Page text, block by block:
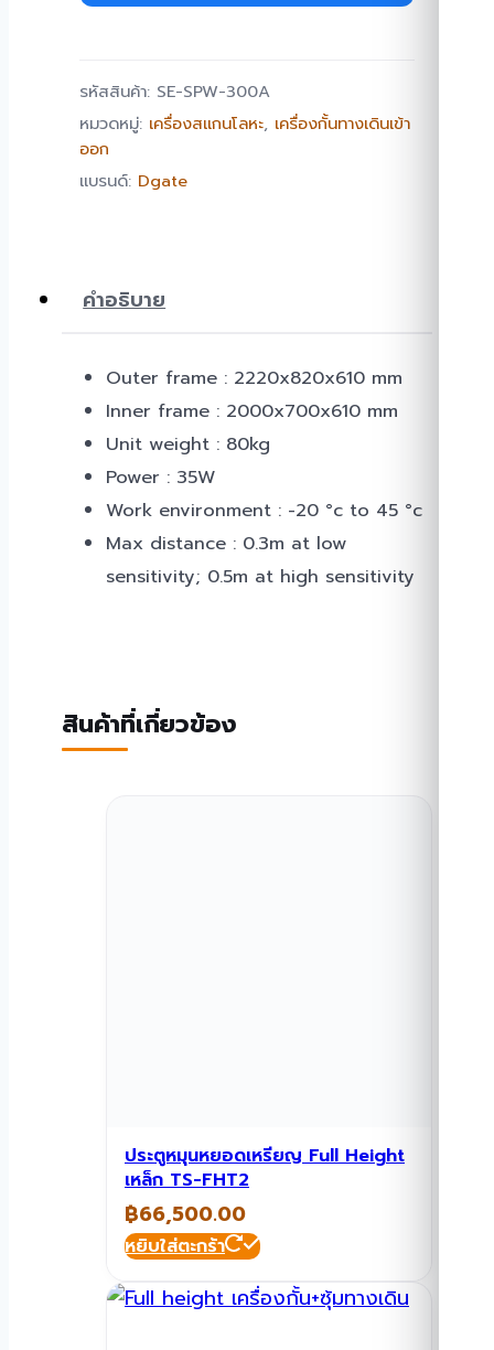
ชิ้น
รหัสสินค้า: SE-SPW-300A
หมวดหมู่: เครื่องสแกนโลหะ, เครื่องกั้นทางเดินเข้า
ออก
แบรนด์: Dgate
คำอธิบาย
Outer frame : 2220x820x610 mm
Inner frame : 2000x700x610 mm
Unit weight : 80kg
Power : 35W
Work environment : -20 °c to 45 °c
Max distance : 0.3m at low
sensitivity; 0.5m at high sensitivity
สินค้าที่เกี่ยวข้อง
ประตูหมุนหยอดเหรียญ Full Height
เหล็ก TS-FHT2
฿66,500.00
หยิบใส่ตะกร้า